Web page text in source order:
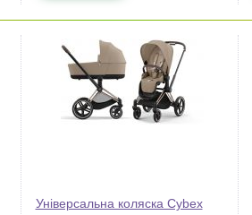
Універсальна коляска Cybex